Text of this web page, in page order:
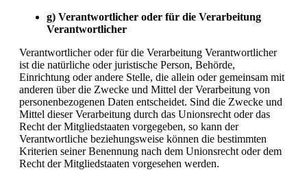
g) Verantwortlicher oder für die Verarbeitung
Verantwortlicher
Verantwortlicher oder für die Verarbeitung Verantwortlicher
ist die natürliche oder juristische Person, Behörde,
Einrichtung oder andere Stelle, die allein oder gemeinsam mit
anderen über die Zwecke und Mittel der Verarbeitung von
personenbezogenen Daten entscheidet. Sind die Zwecke und
Mittel dieser Verarbeitung durch das Unionsrecht oder das
Recht der Mitgliedstaaten vorgegeben, so kann der
Verantwortliche beziehungsweise können die bestimmten
Kriterien seiner Benennung nach dem Unionsrecht oder dem
Recht der Mitgliedstaaten vorgesehen werden.